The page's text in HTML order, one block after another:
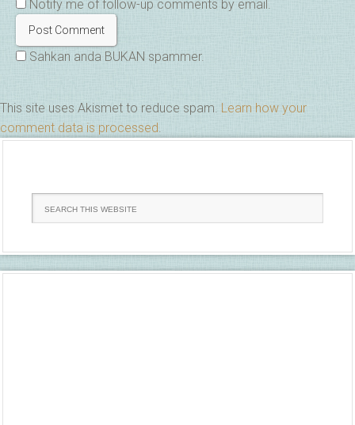
Notify me of follow-up comments by email.
Sahkan anda BUKAN spammer.
This site uses Akismet to reduce spam. Learn how your
comment data is processed.